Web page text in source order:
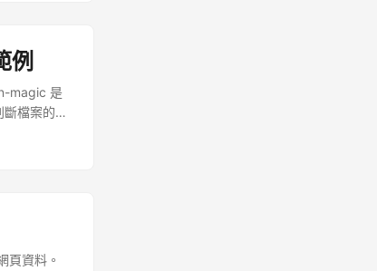
例
magic 是
檔案的類
頁資料。